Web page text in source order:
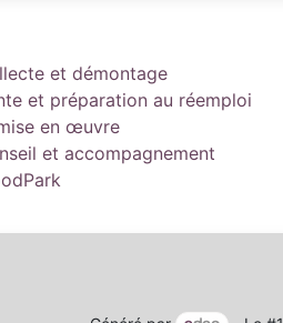
et démontage
et préparation au réemploi
en œuvre
et accompagnement